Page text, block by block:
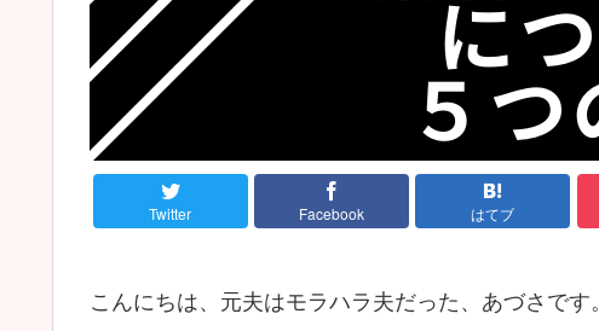
Twitter Facebook はてブ
こんにちは、元夫はモラハラ夫だった、あづさです。